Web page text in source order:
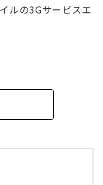
ルの3Gサービスエ